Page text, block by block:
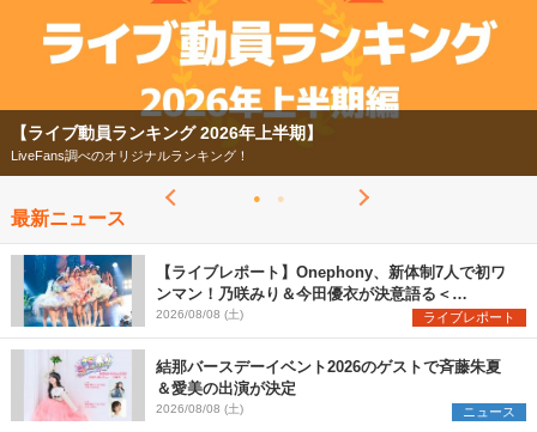
【ライブ動員ランキング 2026年上半期】
LiveFans調べのオリジナルランキング！
最新ニュース
【ライブレポート】Onephony、新体制7人で初ワ
ンマン！乃咲みり＆今田優衣が決意語る＜
Onephony新体制1st Oneman Live はじまりの夏
＞
2026/08/08 (土) ライブレポート
結那バースデーイベント2026のゲストで斉藤朱夏
＆愛美の出演が決定
2026/08/08 (土) ニュース